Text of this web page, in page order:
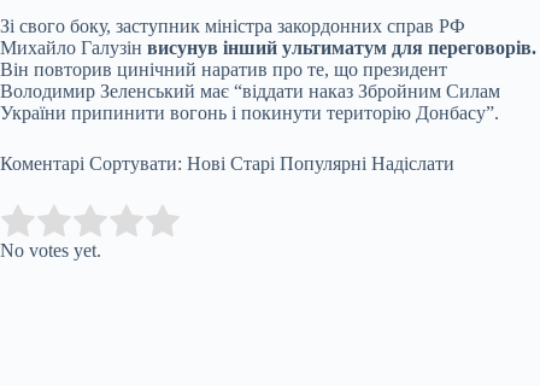
Зі свого боку, заступник міністра закордонних справ РФ
Михайло Галузін висунув інший ультиматум для переговорів.
Він повторив цинічний наратив про те, що президент
Володимир Зеленський має “віддати наказ Збройним Силам
України припинити вогонь і покинути територію Донбасу”.
Коментарі Сортувати: Нові Старі Популярні Надіслати
Rate this item:
No votes yet.